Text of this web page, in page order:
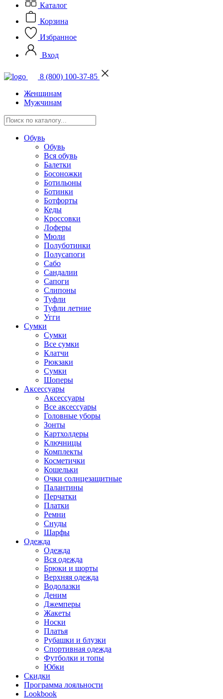
Каталог
Корзина
Избранное
Вход
8 (800) 100-37-85
Женщинам
Мужчинам
Обувь
Обувь
Вся обувь
Балетки
Босоножки
Ботильоны
Ботинки
Ботфорты
Кеды
Кроссовки
Лоферы
Мюли
Полуботинки
Полусапоги
Сабо
Сандалии
Сапоги
Слипоны
Туфли
Туфли летние
Угги
Сумки
Сумки
Все сумки
Клатчи
Рюкзаки
Сумки
Шоперы
Аксессуары
Аксессуары
Все аксессуары
Головные уборы
Зонты
Картхолдеры
Ключницы
Комплекты
Косметички
Кошельки
Очки солнцезащитные
Палантины
Перчатки
Платки
Ремни
Снуды
Шарфы
Одежда
Одежда
Вся одежда
Брюки и шорты
Верхняя одежда
Водолазки
Деним
Джемперы
Жакеты
Носки
Платья
Рубашки и блузки
Спортивная одежда
Футболки и топы
Юбки
Скидки
Программа лояльности
Lookbook